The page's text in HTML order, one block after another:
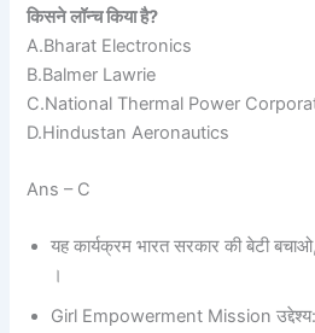
किसने लॉन्च किया है?
A.Bharat Electronics
B.Balmer Lawrie
C.National Thermal Power
D.Hindustan Aeronautics
Ans – C
यह कार्यक्रम भारत सरकार की बेटी
।
Girl Empowerment Mission